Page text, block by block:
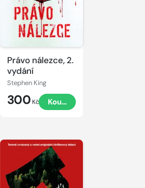
Právo nálezce, 2.
vydání
Stephen King
300 Kč Koupit